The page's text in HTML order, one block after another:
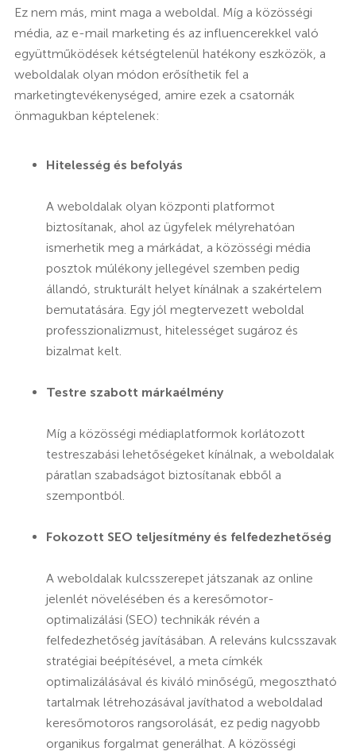
Ez nem más, mint maga a weboldal. Míg a közösségi
média, az e-mail marketing és az influencerekkel való
együttműködések kétségtelenül hatékony eszközök, a
weboldalak olyan módon erősíthetik fel a
marketingtevékenységed, amire ezek a csatornák
önmagukban képtelenek:
Hitelesség és befolyás
A weboldalak olyan központi platformot
biztosítanak, ahol az ügyfelek mélyrehatóan
ismerhetik meg a márkádat, a közösségi média
posztok múlékony jellegével szemben pedig
állandó, strukturált helyet kínálnak a szakértelem
bemutatására. Egy jól megtervezett weboldal
professzionalizmust, hitelességet sugároz és
bizalmat kelt.
Testre szabott márkaélmény
Míg a közösségi médiaplatformok korlátozott
testreszabási lehetőségeket kínálnak, a weboldalak
páratlan szabadságot biztosítanak ebből a
szempontból.
Fokozott SEO teljesítmény és felfedezhetőség
A weboldalak kulcsszerepet játszanak az online
jelenlét növelésében és a keresőmotor-
optimalizálási (SEO) technikák révén a
felfedezhetőség javításában. A releváns kulcsszavak
stratégiai beépítésével, a meta címkék
optimalizálásával és kiváló minőségű, megosztható
tartalmak létrehozásával javíthatod a weboldalad
keresőmotoros rangsorolását, ez pedig nagyobb
organikus forgalmat generálhat. A közösségi